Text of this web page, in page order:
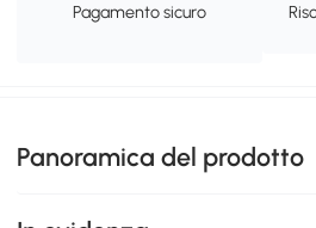
Pagamento sicuro
Panoramica del prodotto